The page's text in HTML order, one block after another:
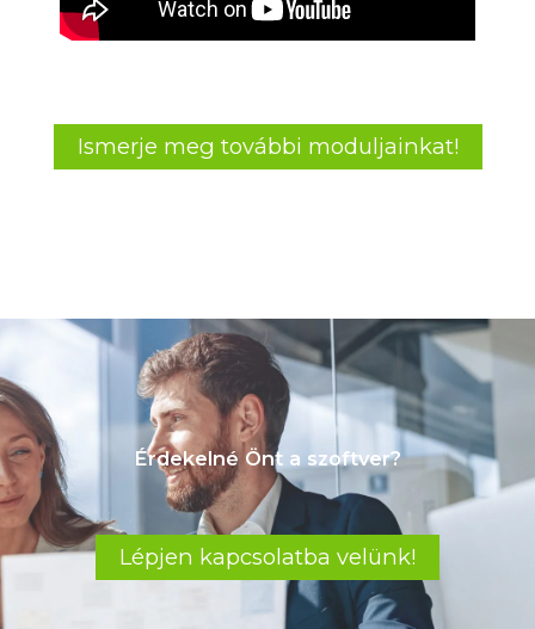
Ismerje meg további moduljainkat!
Érdekelné Önt a szoftver?
Lépjen kapcsolatba velünk!